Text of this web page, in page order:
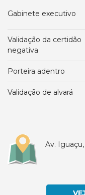
gabinete executivo
validação da certidão
negativa
porteira adentro
validação de alvará
Av.